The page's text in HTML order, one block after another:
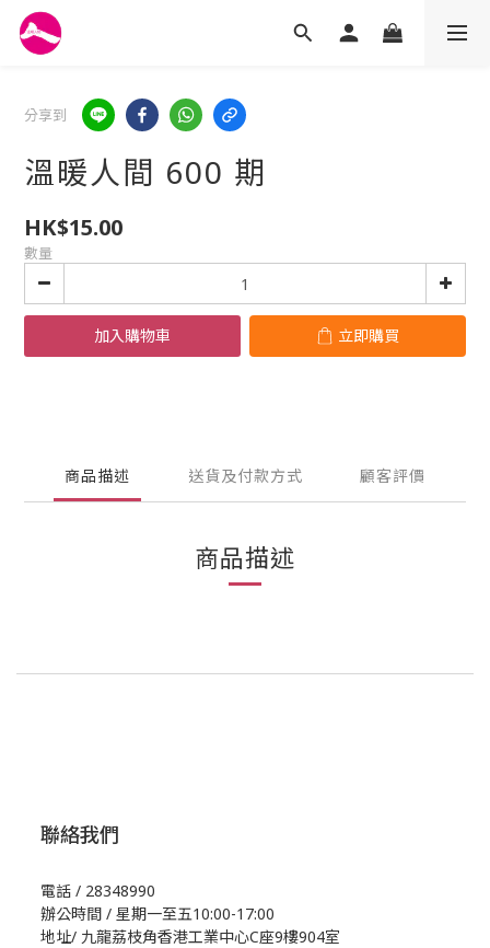
分享到
溫暖人間 600 期
HK$15.00
數量
加入購物車 立即購買
商品描述 送貨及付款方式 顧客評價
商品描述
聯絡我們
電話 / 28348990
辦公時間 / 星期一至五10:00-17:00
地址/ 九龍荔枝角香港工業中心C座9樓904室